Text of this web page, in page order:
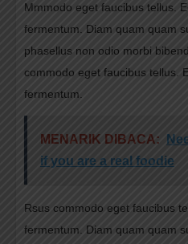
Mmmodo eget faucibus tellus.
fermentum. Diam quam quam
phasellus non odio morbi
commodo eget faucibus tellus.
fermentum.
MENARIK DIBACA:
if you are a real foodie
Rsus commodo eget faucibus
fermentum. Diam quam quam